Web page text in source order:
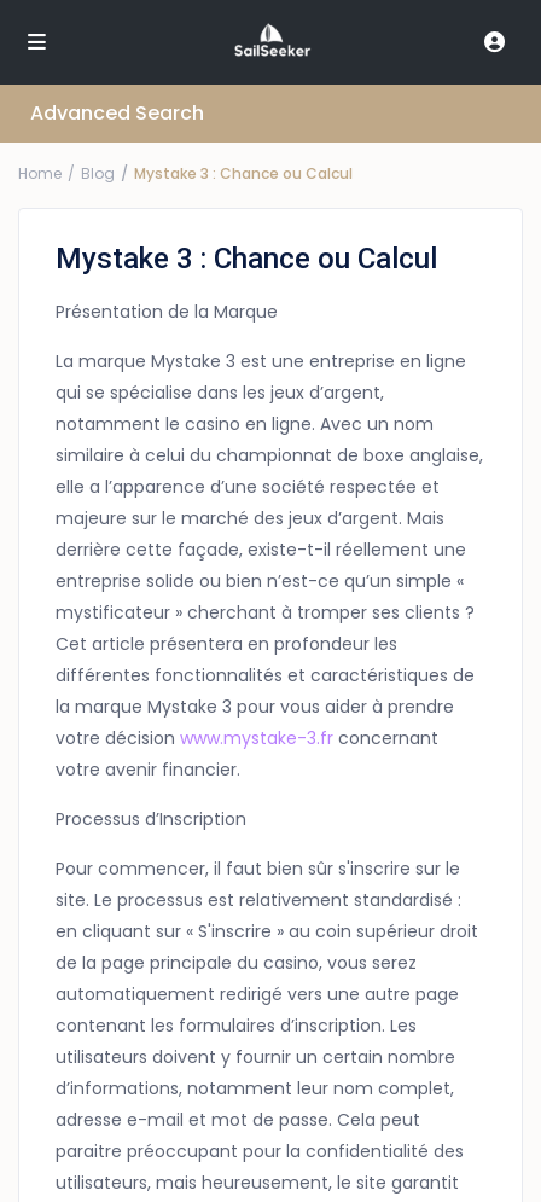
Advanced Search
Home Blog Mystake 3 : Chance ou Calcul
Mystake 3 : Chance ou Calcul
Présentation de la Marque
La marque Mystake 3 est une entreprise en ligne
qui se spécialise dans les jeux d’argent,
notamment le casino en ligne. Avec un nom
similaire à celui du championnat de boxe anglaise,
elle a l’apparence d’une société respectée et
majeure sur le marché des jeux d’argent. Mais
derrière cette façade, existe-t-il réellement une
entreprise solide ou bien n’est-ce qu’un simple «
mystificateur » cherchant à tromper ses clients ?
Cet article présentera en profondeur les
différentes fonctionnalités et caractéristiques de
la marque Mystake 3 pour vous aider à prendre
votre décisionwww.mystake-3.fr concernant
votre avenir financier.
Processus d’Inscription
Pour commencer, il faut bien sûr s'inscrire sur le
site. Le processus est relativement standardisé :
en cliquant sur « S'inscrire » au coin supérieur droit
de la page principale du casino, vous serez
automatiquement redirigé vers une autre page
contenant les formulaires d’inscription. Les
utilisateurs doivent y fournir un certain nombre
d’informations, notamment leur nom complet,
adresse e-mail et mot de passe. Cela peut
paraitre préoccupant pour la confidentialité des
utilisateurs, mais heureusement, le site garantit